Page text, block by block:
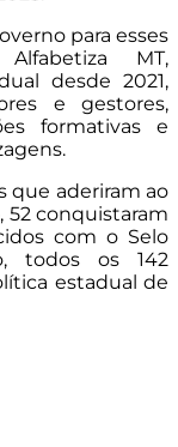
para esses
MT,
desde 2021,
e gestores,
formativas e
que aderiram ao
52 conquistaram
com o Selo
todos os 142
estadual de